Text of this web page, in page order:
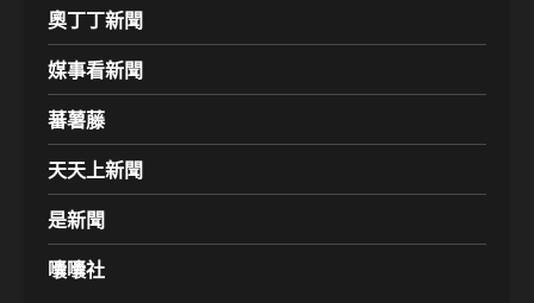
奧丁丁新聞
媒事看新聞
蕃薯藤
天天上新聞
是新聞
囔囔社